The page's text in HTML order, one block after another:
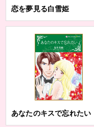
恋を夢見る白雪姫
あなたのキスで忘れたい